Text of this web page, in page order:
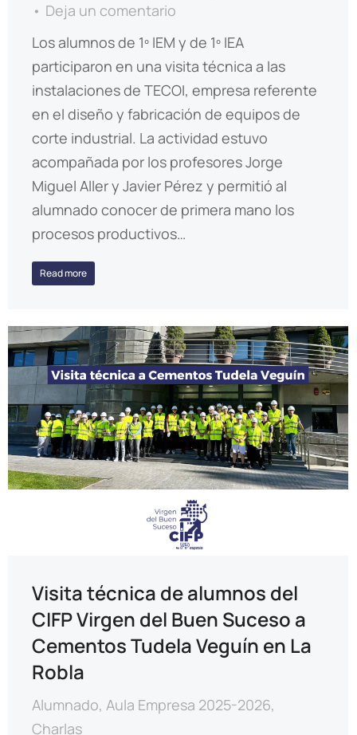
Deja un comentario
Los alumnos de 1º IEM y de 1º IEA
participaron en una visita técnica a las
instalaciones de TECOI, empresa referente
en el diseño y fabricación de equipos de
corte industrial. La actividad estuvo
acompañada por los profesores Jorge
Miguel Aller y Javier Pérez y permitió al
alumnado conocer de primera mano los
procesos productivos…
Read more
Visita técnica de alumnos del
CIFP Virgen del Buen Suceso a
Cementos Tudela Veguín en La
Robla
Alumnado, Aula Empresa 2025-2026,
Charlas